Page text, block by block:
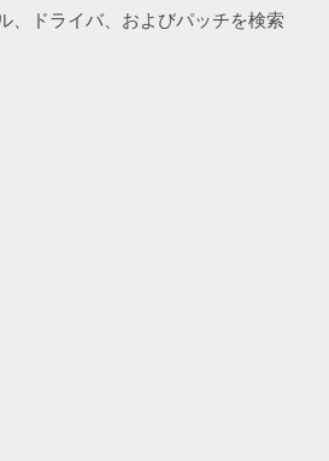
、ドライバ、およびパッチを検索